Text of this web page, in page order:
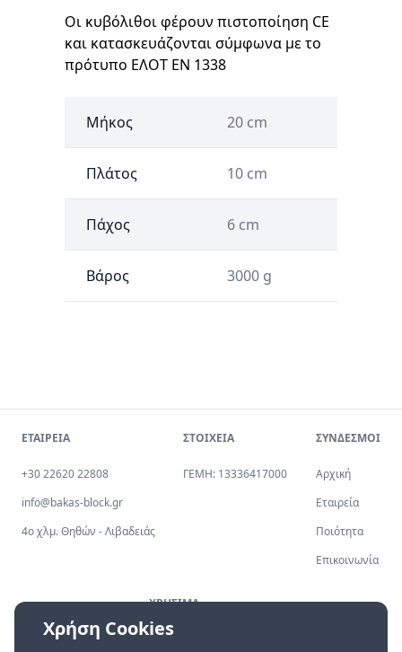
Οι κυβόλιθοι φέρουν πιστοποίηση CE
και κατασκευάζονται σύμφωνα με το
πρότυπο ΕΛΟΤ EN 1338
Μήκος 20 cm
Πλάτος 10 cm
Πάχος 6 cm
Βάρος 3000 g
ΕΤΑΙΡΕΙΑ
+30 22620 22808
info@bakas-block.gr
4ο χλμ. Θηθών - Λιβαδειάς
ΣΤΟΙΧΕΙΑ
ΓΕΜΗ: 13336417000
ΣΥΝΔΕΣΜΟΙ
Αρχική
Εταιρεία
Ποιότητα
Επικοινωνία
ΧΡΗΣΙΜΑ
Πολιτική Απορρήτου
Χρήση Cookies